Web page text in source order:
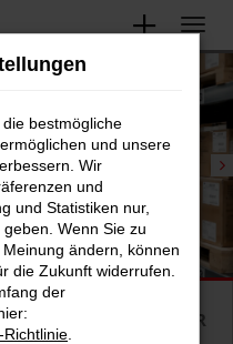
WIR KAUFEN IHR
bestmögliche
und unsere
Wir
und
und Statistiken nur,
Wenn Sie zu
ändern, können
die Zukunft widerrufen.
der
Richtlinie